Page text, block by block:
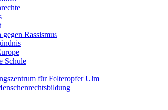
gegen Rassismus
Schule
für Folteropfer Ulm